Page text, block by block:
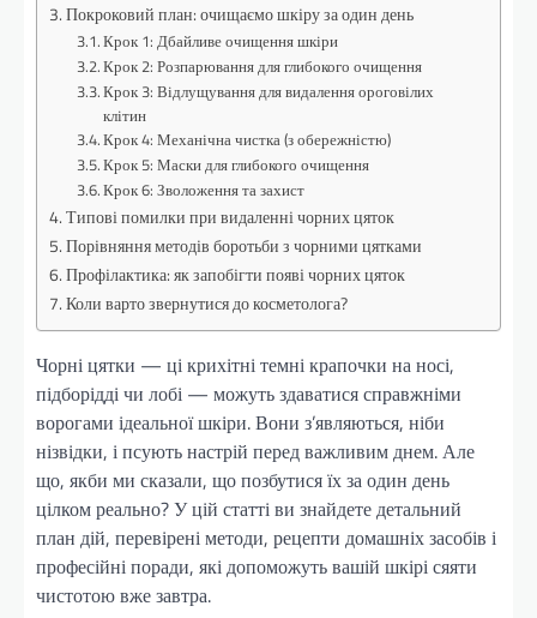
Покроковий план: очищаємо шкіру за один день
Крок 1: Дбайливе очищення шкіри
Крок 2: Розпарювання для глибокого очищення
Крок 3: Відлущування для видалення ороговілих
клітин
Крок 4: Механічна чистка (з обережністю)
Крок 5: Маски для глибокого очищення
Крок 6: Зволоження та захист
Типові помилки при видаленні чорних цяток
Порівняння методів боротьби з чорними цятками
Профілактика: як запобігти появі чорних цяток
Коли варто звернутися до косметолога?
Чорні цятки — ці крихітні темні крапочки на носі,
підборідді чи лобі — можуть здаватися справжніми
ворогами ідеальної шкіри. Вони з’являються, ніби
нізвідки, і псують настрій перед важливим днем. Але
що, якби ми сказали, що позбутися їх за один день
цілком реально? У цій статті ви знайдете детальний
план дій, перевірені методи, рецепти домашніх засобів і
професійні поради, які допоможуть вашій шкірі сяяти
чистотою вже завтра.